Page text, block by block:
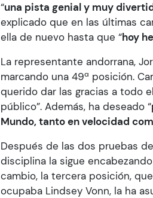
“una pista genial y muy
explicado que en las últimas
ella de nuevo hasta que “hoy
La representante andorrana,
marcando una 49ª posición.
querido dar las gracias a todo
público”. Además, ha deseado “
Mundo, tanto en velocidad
Después de las dos pruebas
disciplina la sigue
cambio, la tercera posición,
ocupaba Lindsey Vonn, la ha